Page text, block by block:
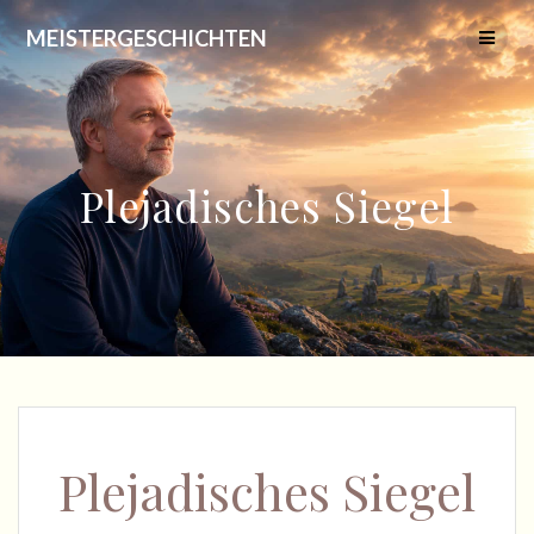
content
MEISTERGESCHICHTEN
Plejadisches Siegel
Plejadisches Siegel